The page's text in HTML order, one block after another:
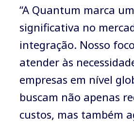
“A Quantum marca
significativa no
integração. Nosso
atender às
empresas em nível
buscam não apenas
custos, mas também